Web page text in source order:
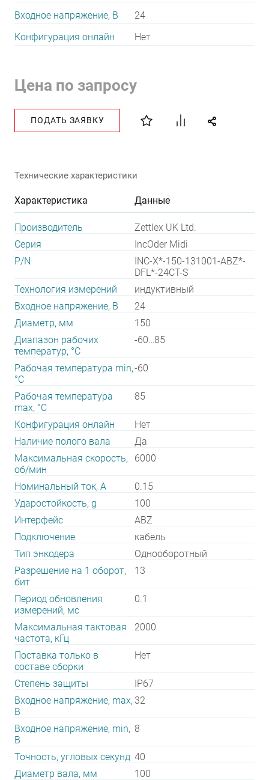
Входное напряжение, В
24
Конфигурация онлайн
Нет
Цена по запросу
ПОДАТЬ ЗАЯВКУ
Технические характеристики
Характеристика Данные
Производитель
Zettlex UK Ltd.
Серия
IncOder Midi
P/N
INC-X*-150-131001-ABZ*-
DFL*-24CT-S
Технология измерений
индуктивный
Входное напряжение, В
24
Диаметр, мм
150
Диапазон рабочих
температур, °С
-60…85
Рабочая температура min,
°С
-60
Рабочая температура
max, °С
85
Конфигурация онлайн
Нет
Наличие полого вала
Да
Максимальная скорость,
об/мин
6000
Номинальный ток, А
0.15
Ударостойкость, g
100
Интерфейс
ABZ
Подключение
кабель
Тип энкодера
Однооборотный
Разрешение на 1 оборот,
бит
13
Период обновления
измерений, мс
0.1
Максимальная тактовая
частота, кГц
2000
Поставка только в
составе сборки
Нет
Степень защиты
IP67
Входное напряжение, max,
В
32
Входное напряжение, min,
В
8
Точность, угловых секунд 40
Диаметр вала, мм
100